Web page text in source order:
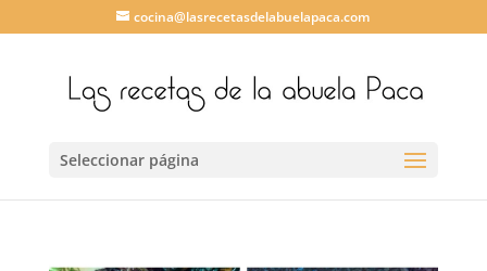
cocina@lasrecetasdelabuelapaca.com
Seleccionar página